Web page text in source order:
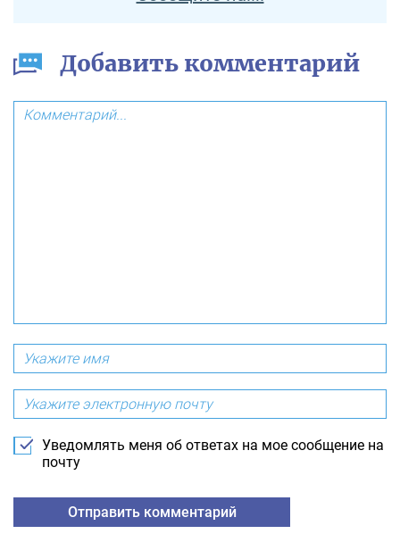
Добавить комментарий
Уведомлять меня об ответах на мое сообщение на
почту